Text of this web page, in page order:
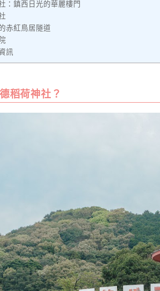
：鎮西日光的華麗樓門
赤紅鳥居隧道
訊
稻荷神社？